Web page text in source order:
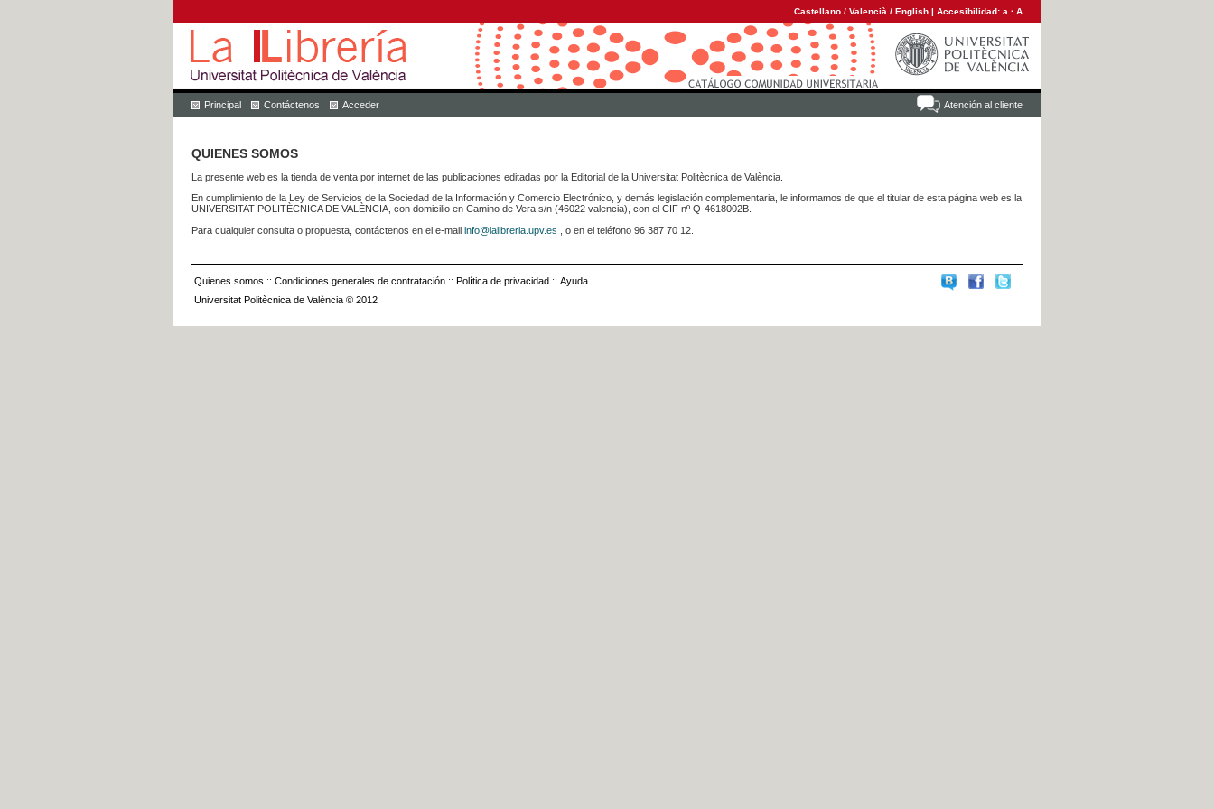
Castellano / Valencià / English | Accesibilidad: a · A
Atención al cliente
Principal Contáctenos Acceder
QUIENES SOMOS
La presente web es la tienda de venta por internet de las publicaciones editadas por la Editorial de la Universitat Politècnica de València.
En cumplimiento de la Ley de Servicios de la Sociedad de la Información y Comercio Electrónico, y demás legislación complementaria, le informamos de que el titular de esta página web es la
UNIVERSITAT POLITÈCNICA DE VALÈNCIA, con domicilio en Camino de Vera s/n (46022 valencia), con el CIF nº Q-4618002B.
Para cualquier consulta o propuesta, contáctenos en el e-mail info@lalibreria.upv.es , o en el teléfono 96 387 70 12.
Quienes somos :: Condiciones generales de contratación :: Política de privacidad :: Ayuda
Universitat Politècnica de València © 2012